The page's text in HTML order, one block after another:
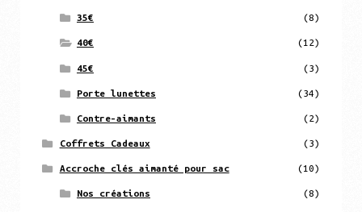
35€ (8)
40€ (12)
45€ (3)
Porte lunettes (34)
Contre-aimants (2)
Coffrets Cadeaux (3)
Accroche clés aimanté pour sac (10)
Nos créations (8)